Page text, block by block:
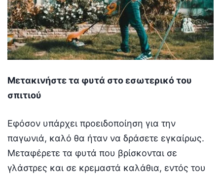
Μετακινήστε τα φυτά στο εσωτερικό του
σπιτιού
Εφόσον υπάρχει προειδοποίηση για την
παγωνιά, καλό θα ήταν να δράσετε εγκαίρως.
Μεταφέρετε τα φυτά που βρίσκονται σε
γλάστρες και σε κρεμαστά καλάθια, εντός του